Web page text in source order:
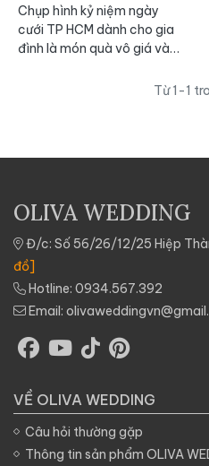
HCM
Chụp hình kỷ niệm ngày
cưới TP HCM dành cho gia
đình là món quà vô giá và
viên hơn thế nó còn tạoTừ 1-1
OLIVA WEDDING
Đ/c: Số 56/26/12/25 Hiệp
đồ]
Hotline: 0934.567.392
Email:
VỀ OLIVA WEDDING
Câu hỏi thường gặp
Thông tin sản phẩm OLIVA